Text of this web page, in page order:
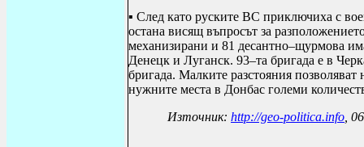
▪ След като руските ВС приключиха с
остана висящ въпросът за
механизирани и 81 десантно–щурмова
Денецк и Луганск. 93–та бригада е в
бригада. Малките разстояния
нужните места в Донбас големи
Източник: http://geo-politica.info ,